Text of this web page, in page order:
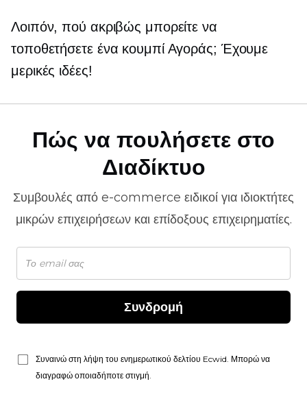
Λοιπόν, πού ακριβώς μπορείτε να
τοποθετήσετε ένα κουμπί Αγοράς; Έχουμε
μερικές ιδέες!
Πώς να πουλήσετε στο
Διαδίκτυο
Συμβουλές από e-commerce ειδικοί για ιδιοκτήτες
μικρών επιχειρήσεων και επίδοξους επιχειρηματίες.
Συνδρομή
Συναινώ στη λήψη του ενημερωτικού δελτίου Ecwid. Μπορώ να
διαγραφώ οποιαδήποτε στιγμή.